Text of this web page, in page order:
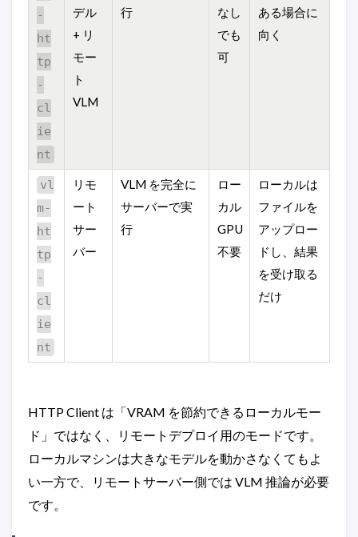
-
ht
tp
-
cl
ie
nt
デル
+ リ
モー
ト
VLM
行
なし
でも
可
ある場合に
向く
vl
m-
ht
tp
-
cl
ie
nt
リモ
ート
サー
バー
VLM を完全に
サーバーで実
行
ロー
カル
GPU
不要
ローカルは
ファイルを
アップロー
ドし、結果
を受け取る
だけ
HTTP Client は「VRAM を節約できるローカルモー
ド」ではなく、リモートデプロイ用のモードです。
ローカルマシンは大きなモデルを動かさなくてもよ
い一方で、リモートサーバー側では VLM 推論が必要
です。